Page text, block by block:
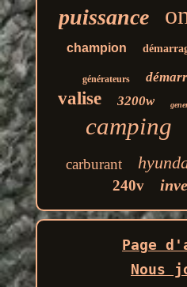
puissance
champion
générateurs
valise 3200w
camping
carburant
240v
Page
Nous